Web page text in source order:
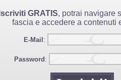
Iscriviti GRATIS, potrai navigare
fascia e accedere a contenuti
E-Mail :
Password :